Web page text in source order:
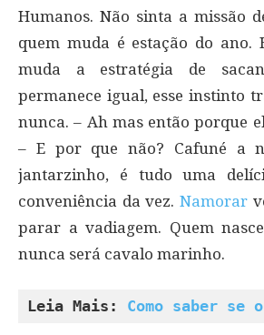
Humanos. Não sinta a missão
quem muda é estação do ano.
muda a estratégia de
permanece igual, esse instinto
nunca. – Ah mas então porque
– E por que não? Cafuné a
jantarzinho, é tudo uma
conveniência da vez. Namorar
parar a vadiagem. Quem
nunca será cavalo marinho.
Leia Mais: Como saber se